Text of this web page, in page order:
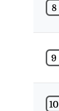
8
9
10